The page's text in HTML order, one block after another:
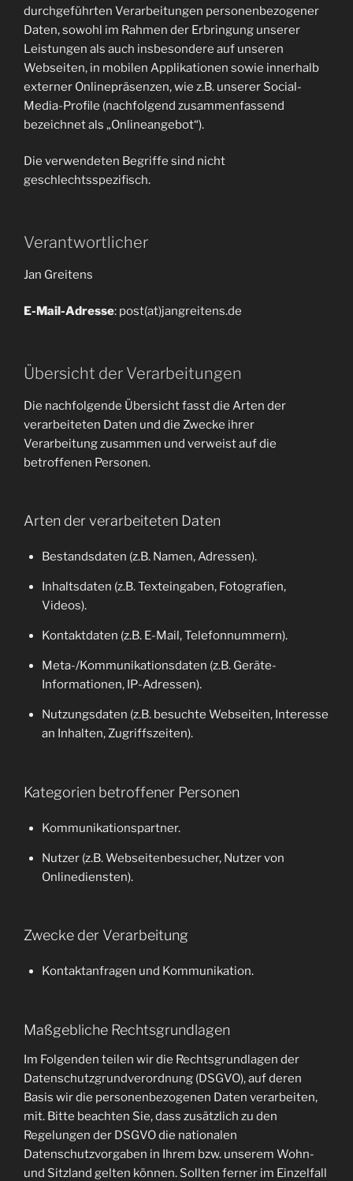
durchgeführten Verarbeitungen personenbezogener
Daten, sowohl im Rahmen der Erbringung unserer
Leistungen als auch insbesondere auf unseren
Webseiten, in mobilen Applikationen sowie innerhalb
externer Onlinepräsenzen, wie z.B. unserer Social-
Media-Profile (nachfolgend zusammenfassend
bezeichnet als „Onlineangebot“).
Die verwendeten Begriffe sind nicht
geschlechtsspezifisch.
Verantwortlicher
Jan Greitens
E-Mail-Adresse: post(at)jangreitens.de
Übersicht der Verarbeitungen
Die nachfolgende Übersicht fasst die Arten der
verarbeiteten Daten und die Zwecke ihrer
Verarbeitung zusammen und verweist auf die
betroffenen Personen.
Arten der verarbeiteten Daten
Bestandsdaten (z.B. Namen, Adressen).
Inhaltsdaten (z.B. Texteingaben, Fotografien,
Videos).
Kontaktdaten (z.B. E-Mail, Telefonnummern).
Meta-/Kommunikationsdaten (z.B. Geräte-
Informationen, IP-Adressen).
Nutzungsdaten (z.B. besuchte Webseiten, Interesse
an Inhalten, Zugriffszeiten).
Kategorien betroffener Personen
Kommunikationspartner.
Nutzer (z.B. Webseitenbesucher, Nutzer von
Onlinediensten).
Zwecke der Verarbeitung
Kontaktanfragen und Kommunikation.
Maßgebliche Rechtsgrundlagen
Im Folgenden teilen wir die Rechtsgrundlagen der
Datenschutzgrundverordnung (DSGVO), auf deren
Basis wir die personenbezogenen Daten verarbeiten,
mit. Bitte beachten Sie, dass zusätzlich zu den
Regelungen der DSGVO die nationalen
Datenschutzvorgaben in Ihrem bzw. unserem Wohn-
und Sitzland gelten können. Sollten ferner im Einzelfall